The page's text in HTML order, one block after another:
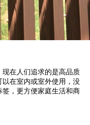
在人们追求的是高品质
在室内或室外使用，没
签，更方便家庭生活和商